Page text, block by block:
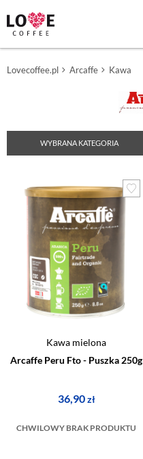
Lovecoffee.pl Arcaffe Kawa
WYBRANA KATEGORIA
Kawa mielona
Arcaffe Peru Fto - Puszka 250g
36,90zł
CHWILOWY BRAK PRODUKTU